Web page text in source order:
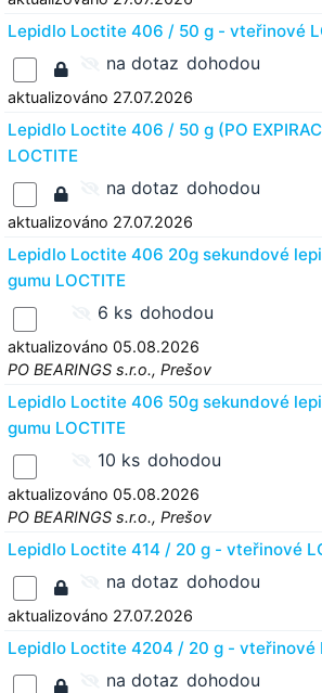
Lepidlo Loctite 406 / 50 g - vteřinové
na dotaz dohodou
aktualizováno 27.07.2026
Lepidlo Loctite 406 / 50 g (PO
LOCTITE
na dotaz dohodou
aktualizováno 27.07.2026
Lepidlo Loctite 406 20g sekundové
gumu LOCTITE
6 ks dohodou
aktualizováno 05.08.2026
PO BEARINGS s.r.o., Prešov
Lepidlo Loctite 406 50g sekundové
gumu LOCTITE
10 ks dohodou
aktualizováno 05.08.2026
PO BEARINGS s.r.o., Prešov
Lepidlo Loctite 414 / 20 g - vteřinové
na dotaz dohodou
aktualizováno 27.07.2026
Lepidlo Loctite 4204 / 20 g - vteřinové
na dotaz dohodou